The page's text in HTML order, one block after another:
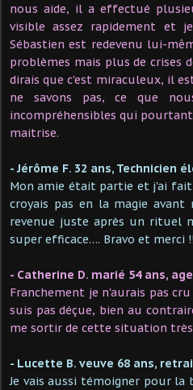
nous aide, il a effectué
visible assez rapidement et
Sébastien est redevenu lui-
problèmes mais plus de crises
dirais que c'est miraculeux, il
ne savons pas, ce que
incompréhensibles qui
maitrise.
- Jérôme F. 32 ans, Technicien
Mon amie était partie et j'ai fait
croyais pas en la magie
revenue juste après un rituel
super efficace…. Bravo et merci !!
- Catherine D. marié 54 ans,
Franchement je n'aurais pas
suis pas déçue, bien au
me sortir de cette situation
- Lucette B. veuve 68 ans,
Je vais aussi témoigner pour la